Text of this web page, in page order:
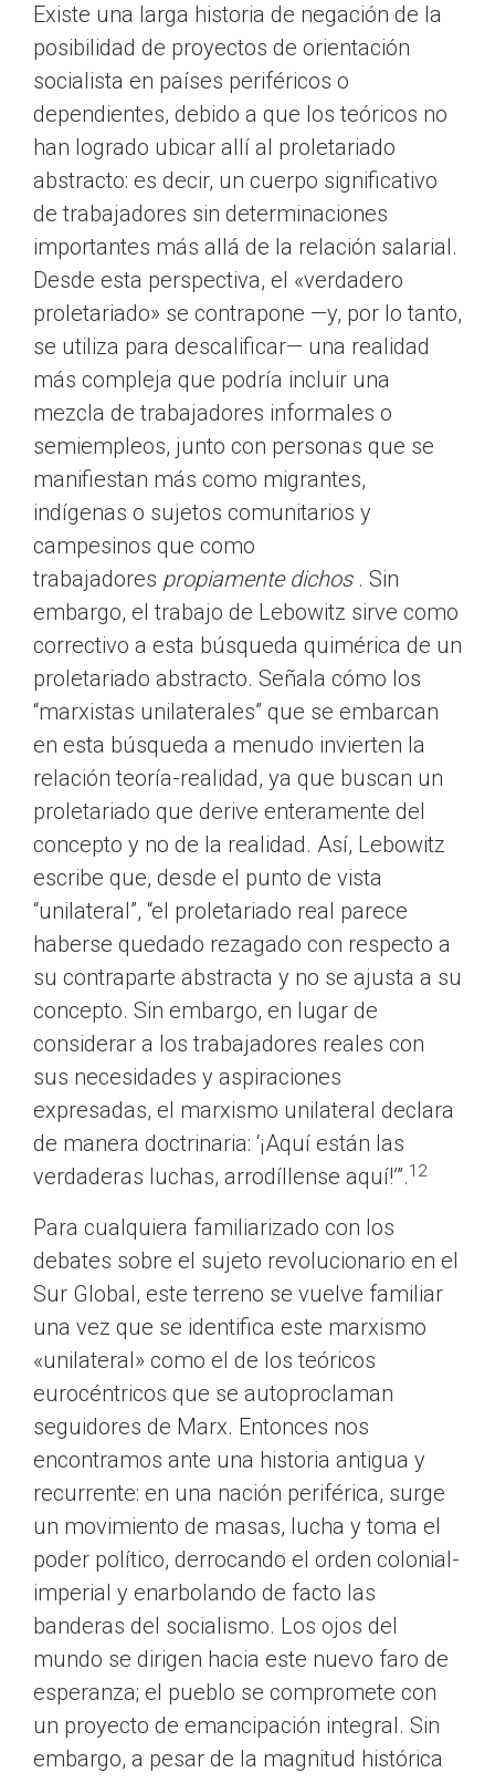
Existe una larga historia de negación de la
posibilidad de proyectos de orientación
socialista en países periféricos o
dependientes, debido a que los teóricos no
han logrado ubicar allí al proletariado
abstracto: es decir, un cuerpo significativo
de trabajadores sin determinaciones
importantes más allá de la relación salarial.
Desde esta perspectiva, el «verdadero
proletariado» se contrapone —y, por lo tanto,
se utiliza para descalificar— una realidad
más compleja que podría incluir una
mezcla de trabajadores informales o
semiempleos, junto con personas que se
manifiestan más como migrantes,
indígenas o sujetos comunitarios y
campesinos que como
trabajadores propiamente dichos. Sin
embargo, el trabajo de Lebowitz sirve como
correctivo a esta búsqueda quimérica de un
proletariado abstracto. Señala cómo los
“marxistas unilaterales” que se embarcan
en esta búsqueda a menudo invierten la
relación teoría-realidad, ya que buscan un
proletariado que derive enteramente del
concepto y no de la realidad. Así, Lebowitz
escribe que, desde el punto de vista
“unilateral”, “el proletariado real parece
haberse quedado rezagado con respecto a
su contraparte abstracta y no se ajusta a su
concepto. Sin embargo, en lugar de
considerar a los trabajadores reales con
sus necesidades y aspiraciones
expresadas, el marxismo unilateral declara
de manera doctrinaria: ‘¡Aquí están las
verdaderas luchas, arrodíllense aquí!’”.12
Para cualquiera familiarizado con los
debates sobre el sujeto revolucionario en el
Sur Global, este terreno se vuelve familiar
una vez que se identifica este marxismo
«unilateral» como el de los teóricos
eurocéntricos que se autoproclaman
seguidores de Marx. Entonces nos
encontramos ante una historia antigua y
recurrente: en una nación periférica, surge
un movimiento de masas, lucha y toma el
poder político, derrocando el orden colonial-
imperial y enarbolando de facto las
banderas del socialismo. Los ojos del
mundo se dirigen hacia este nuevo faro de
esperanza; el pueblo se compromete con
un proyecto de emancipación integral. Sin
embargo, a pesar de la magnitud histórica